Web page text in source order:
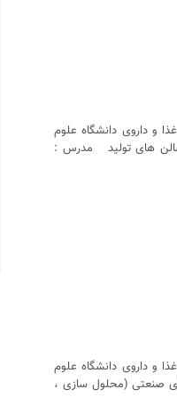
و داروی دانشگاه علوم
سالن های تولید مدرس :
و داروی دانشگاه علوم
صنعتی (محلول سازی ،